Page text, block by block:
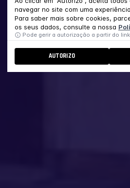
navegar no site com uma
Para saber mais sobre cookies,
os seus dados, consulte a nossa
Pode gerir a autorização a partir do
AUTORIZO